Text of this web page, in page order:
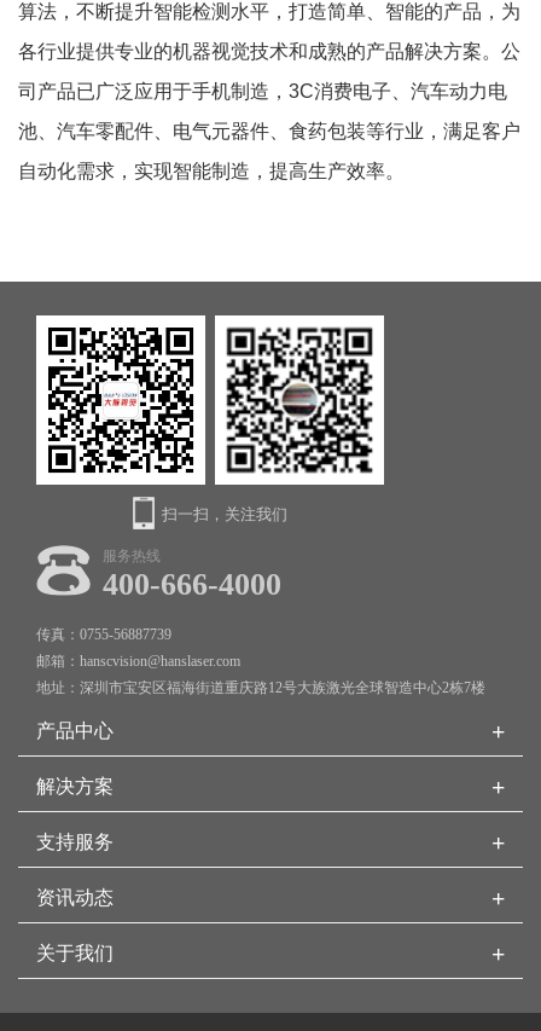
算法，不断提升智能检测水平，打造简单、智能的产品，为
各行业提供专业的机器视觉技术和成熟的产品解决方案。公
司产品已广泛应用于手机制造，3C消费电子、汽车动力电
池、汽车零配件、电气元器件、食药包装等行业，满足客户
自动化需求，实现智能制造，提高生产效率。
扫一扫，关注我们
服务热线
400-666-4000
传真：0755-56887739
邮箱：hanscvision@hanslaser.com
地址：深圳市宝安区福海街道重庆路12号大族激光全球智造中心2栋7楼
产品中心 +
解决方案 +
支持服务 +
资讯动态 +
关于我们 +